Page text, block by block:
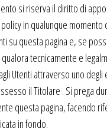
si riserva il diritto di
in qualunque momento
su questa pagina e, se
tecnicamente e
Utenti attraverso uno
il Titolare . Si prega
questa pagina, facendo
in fondo.